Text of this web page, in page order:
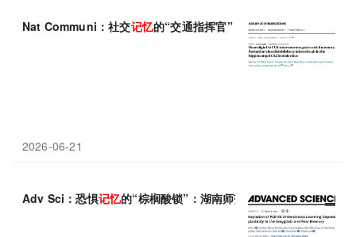
Nat Communi：社交记忆的“交通指挥官”：东南大学刘安/谢维
2026-06-21
Adv Sci：恐惧记忆的“棕榈酸锁”：湖南师范大学罗宜孝等揭示